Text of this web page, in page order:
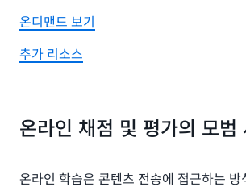
온디맨드 보기
추가 리소스
온라인 채점 및 평가의 모범
온라인 학습은 콘텐츠 전송에 접근하는